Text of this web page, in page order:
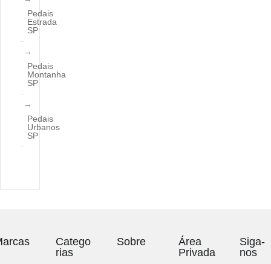
Pedais
Estrada
SP
Pedais
Montanha
SP
Pedais
Urbanos
SP
Catego
rias
Sobre
Área
Privada
Siga-
nos